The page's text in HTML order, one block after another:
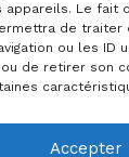
appareils. Le fait
de
ou les ID
de retirer son
Accepter